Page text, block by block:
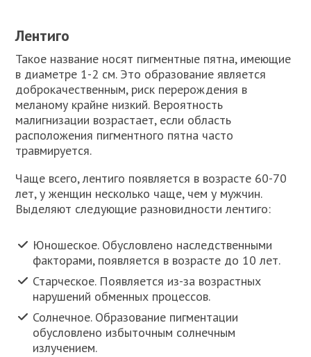
Лентиго
Такое название носят пигментные пятна, имеющие
в диаметре 1-2 см. Это образование является
доброкачественным, риск перерождения в
меланому крайне низкий. Вероятность
малигнизации возрастает, если область
расположения пигментного пятна часто
травмируется.
Чаще всего, лентиго появляется в возрасте 60-70
лет, у женщин несколько чаще, чем у мужчин.
Выделяют следующие разновидности лентиго:
Юношеское. Обусловлено наследственными
факторами, появляется в возрасте до 10 лет.
Старческое. Появляется из-за возрастных
нарушений обменных процессов.
Солнечное. Образование пигментации
обусловлено избыточным солнечным
излучением.